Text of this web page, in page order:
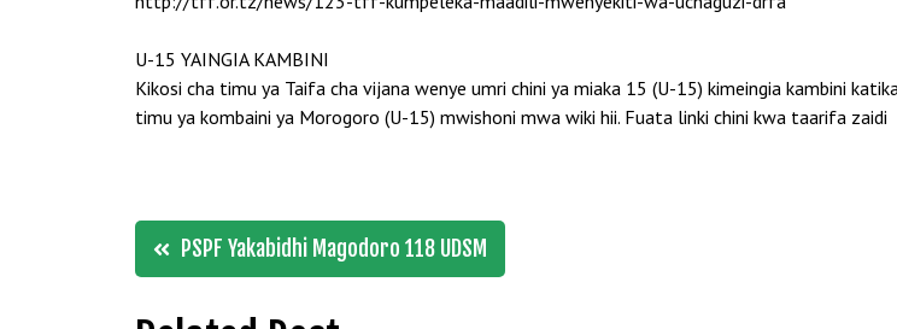
U-15 YAINGIA KAMBINI
Kikosi cha timu ya Taifa cha vijana wenye umri chini ya miaka 15 (U-15) kimeingia kambini
timu ya kombaini ya Morogoro (U-15) mwishoni mwa wiki hii. Fuata linki chini kwa taarifa zaidi
Post
navigation
PSPF Yakabidhi Magodoro 118 UDSM